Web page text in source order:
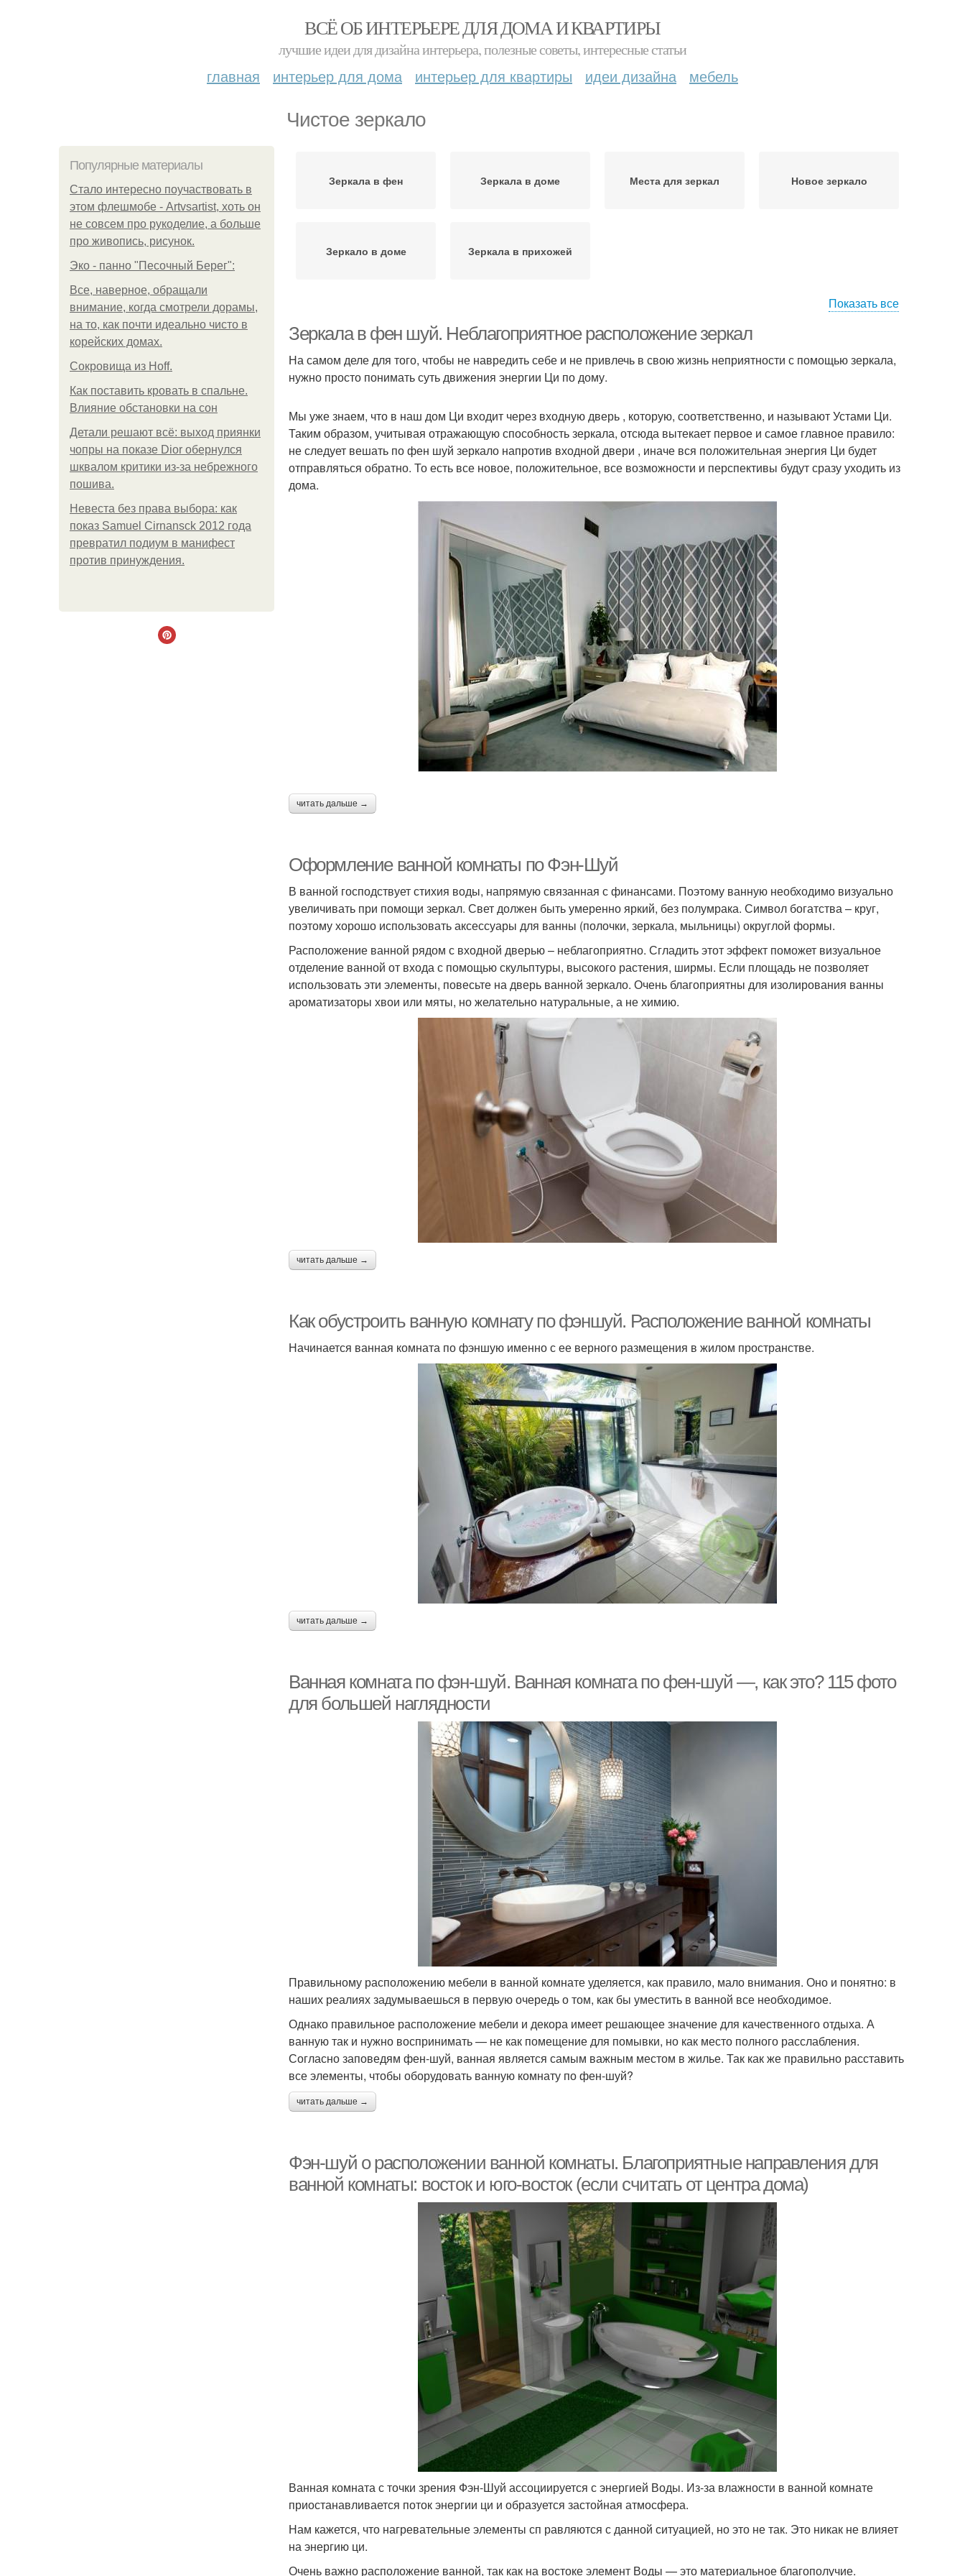
ВСЁ ОБ ИНТЕРЬЕРЕ ДЛЯ ДОМА И КВАРТИРЫ
лучшие идеи для дизайна интерьера, полезные советы, интересные статьи
главная интерьер для дома интерьер для квартиры идеи дизайна мебель
Чистое зеркало
Популярные материалы
Стало интересно поучаствовать в
этом флешмобе - Artvsartist, хоть он
не совсем про рукоделие, а больше
про живопись, рисунок.
Эко - панно "Песочный Берег":
Все, наверное, обращали
внимание, когда смотрели дорамы,
на то, как почти идеально чисто в
корейских домах.
Сокровища из Hoff.
Как поставить кровать в спальне.
Влияние обстановки на сон
Детали решают всё: выход приянки
чопры на показе Dior обернулся
шквалом критики из-за небрежного
пошива.
Невеста без права выбора: как
показ Samuel Cirnansck 2012 года
превратил подиум в манифест
против принуждения.
Зеркала в фен Зеркала в доме Места для зеркал Новое зеркало
Зеркало в доме Зеркала в прихожей
Показать все
Зеркала в фен шуй. Неблагоприятное расположение зеркал
На самом деле для того, чтобы не навредить себе и не привлечь в свою жизнь неприятности с помощью зеркала,
нужно просто понимать суть движения энергии Ци по дому.
Мы уже знаем, что в наш дом Ци входит через входную дверь , которую, соответственно, и называют Устами Ци.
Таким образом, учитывая отражающую способность зеркала, отсюда вытекает первое и самое главное правило:
не следует вешать по фен шуй зеркало напротив входной двери , иначе вся положительная энергия Ци будет
отправляться обратно. То есть все новое, положительное, все возможности и перспективы будут сразу уходить из
дома.
читать дальше →
Оформление ванной комнаты по Фэн-Шуй
В ванной господствует стихия воды, напрямую связанная с финансами. Поэтому ванную необходимо визуально
увеличивать при помощи зеркал. Свет должен быть умеренно яркий, без полумрака. Символ богатства – круг,
поэтому хорошо использовать аксессуары для ванны (полочки, зеркала, мыльницы) округлой формы.
Расположение ванной рядом с входной дверью – неблагоприятно. Сгладить этот эффект поможет визуальное
отделение ванной от входа с помощью скульптуры, высокого растения, ширмы. Если площадь не позволяет
использовать эти элементы, повесьте на дверь ванной зеркало. Очень благоприятны для изолирования ванны
ароматизаторы хвои или мяты, но желательно натуральные, а не химию.
читать дальше →
Как обустроить ванную комнату по фэншуй. Расположение ванной комнаты
Начинается ванная комната по фэншую именно с ее верного размещения в жилом пространстве.
читать дальше →
Ванная комната по фэн-шуй. Ванная комната по фен-шуй —, как это? 115 фото
для большей наглядности
Правильному расположению мебели в ванной комнате уделяется, как правило, мало внимания. Оно и понятно: в
наших реалиях задумываешься в первую очередь о том, как бы уместить в ванной все необходимое.
Однако правильное расположение мебели и декора имеет решающее значение для качественного отдыха. А
ванную так и нужно воспринимать — не как помещение для помывки, но как место полного расслабления.
Согласно заповедям фен-шуй, ванная является самым важным местом в жилье. Так как же правильно расставить
все элементы, чтобы оборудовать ванную комнату по фен-шуй?
читать дальше →
Фэн-шуй о расположении ванной комнаты. Благоприятные направления для
ванной комнаты: восток и юго-восток (если считать от центра дома)
Ванная комната с точки зрения Фэн-Шуй ассоциируется с энергией Воды. Из-за влажности в ванной комнате
приостанавливается поток энергии ци и образуется застойная атмосфера.
Нам кажется, что нагревательные элементы сп равляются с данной ситуацией, но это не так. Это никак не влияет
на энергию ци.
Очень важно расположение ванной, так как на востоке элемент Воды — это материальное благополучие.